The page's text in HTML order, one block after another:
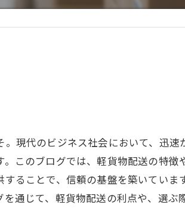
現代のビジネス社会において、迅
このブログでは、軽貨物配送の特
ることで、信頼の基盤を築いてい
通じて、軽貨物配送の利点や、選